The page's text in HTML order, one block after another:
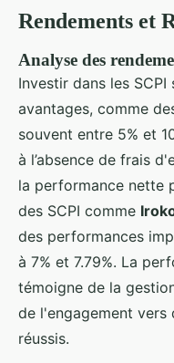
Rendements et
Analyse des
Investir dans les
avantages, comme
souvent entre 5% et
à l’absence de frais
la performance nette
des SCPI comme
des performances
à 7% et 7.79%. La
témoigne de la
de l'engagement vers
réussis.